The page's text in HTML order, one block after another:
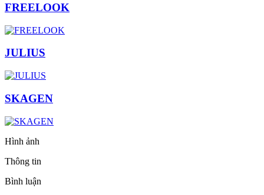
FREELOOK
JULIUS
SKAGEN
Hình ảnh
Thông tin
Bình luận